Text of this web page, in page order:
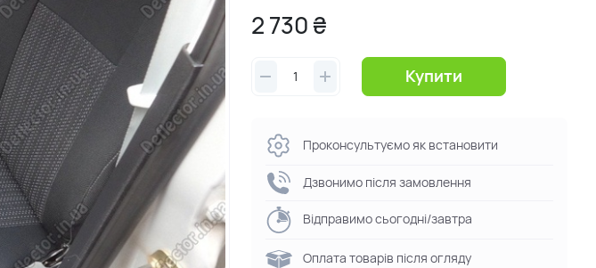
2 730 ₴
Купити
Проконсультуємо як встановити
Дзвонимо після замовлення
Відправимо сьогодні/завтра
Оплата товарів після огляду